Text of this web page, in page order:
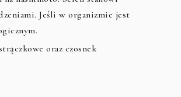
Jeśli w organizmie jest
oraz czosnek